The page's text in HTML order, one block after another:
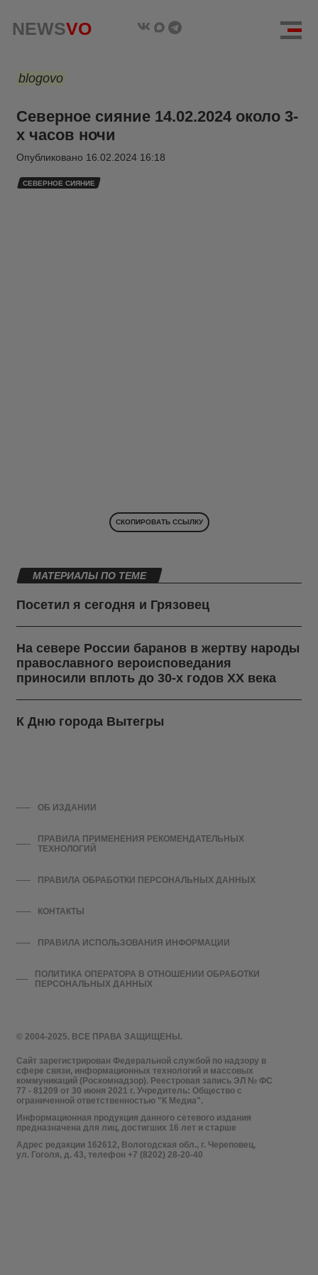
NEWSVO
blogovo
Северное сияние 14.02.2024 около 3-
х часов ночи
Опубликовано 16.02.2024 16:18
СЕВЕРНОЕ СИЯНИЕ
СКОПИРОВАТЬ ССЫЛКУ
МАТЕРИАЛЫ ПО ТЕМЕ
Посетил я сегодня и Грязовец
На севере России баранов в жертву народы
православного вероисповедания
приносили вплоть до 30-х годов ХХ века
К Дню города Вытегры
© 2004-2025. ВСЕ ПРАВА ЗАЩИЩЕНЫ.
Сайт зарегистрирован Федеральной службой по надзору в
сфере связи, информационных технологий и массовых
коммуникаций (Роскомнадзор). Реестровая запись ЭЛ № ФС
77 - 81209 от 30 июня 2021 г. Учредитель: Общество с
ограниченной ответственностью "К Медиа".
Информационная продукция данного сетевого издания
предназначена для лиц, достигших 16 лет и старше
Адрес редакции 162612, Вологодская обл., г. Череповец,
ул. Гоголя, д. 43, телефон +7 (8202) 28-20-40
ОБ ИЗДАНИИ
ПРАВИЛА ПРИМЕНЕНИЯ РЕКОМЕНДАТЕЛЬНЫХ
ТЕХНОЛОГИЙ
ПРАВИЛА ОБРАБОТКИ ПЕРСОНАЛЬНЫХ ДАННЫХ
КОНТАКТЫ
ПРАВИЛА ИСПОЛЬЗОВАНИЯ ИНФОРМАЦИИ
ПОЛИТИКА ОПЕРАТОРА В ОТНОШЕНИИ ОБРАБОТКИ
ПЕРСОНАЛЬНЫХ ДАННЫХ